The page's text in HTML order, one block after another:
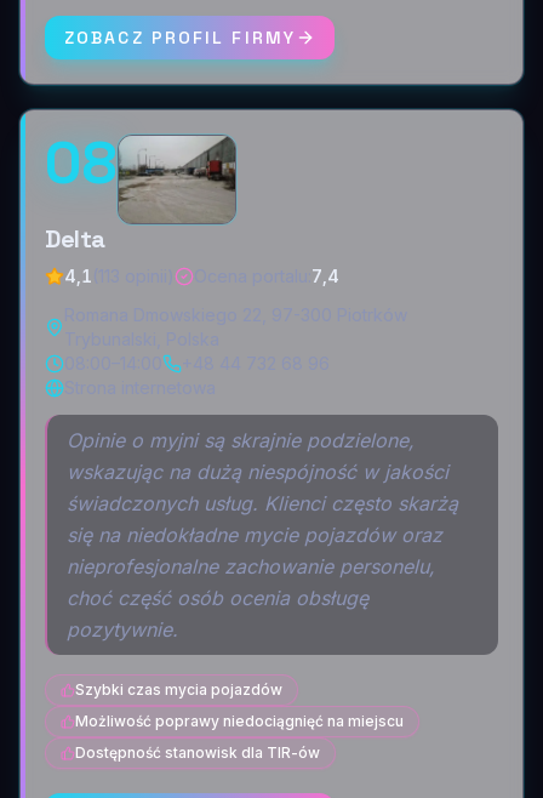
ZOBACZ PROFIL FIRMY
08
Delta
4,1
7,4
Opinie o myjni są skrajnie podzielone,
wskazując na dużą niespójność w jakości
świadczonych usług. Klienci często skarżą
się na niedokładne mycie pojazdów oraz
nieprofesjonalne zachowanie personelu,
choć część osób ocenia obsługę
pozytywnie.
Szybki czas mycia pojazdów
Możliwość poprawy niedociągnięć na miejscu
Dostępność stanowisk dla TIR-ów